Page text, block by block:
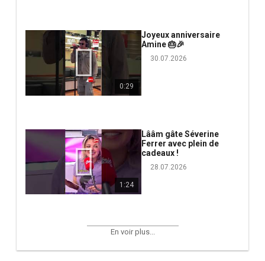
0:29
Joyeux anniversaire
Amine 🎂🎉
30.07.2026
1:24
Lââm gâte Séverine
Ferrer avec plein de
cadeaux !
28.07.2026
En voir plus...